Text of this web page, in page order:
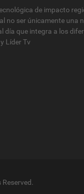
de impacto
no ser únicamente una
que integra a los
Líder Tv